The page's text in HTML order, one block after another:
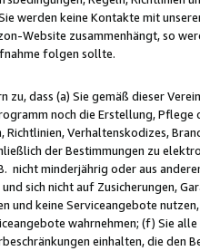
werden keine Kontakte mit
Website zusammenhängt, so
folgen sollte.
zu, dass (a) Sie gemäß dieser
noch die Erstellung,
Richtlinien, Verhaltenskodizes,
der Bestimmungen zu
nicht minderjährig oder aus
sich nicht auf Zusicherungen,
und keine Serviceangebote
wahrnehmen; (f) Sie
einhalten, die den